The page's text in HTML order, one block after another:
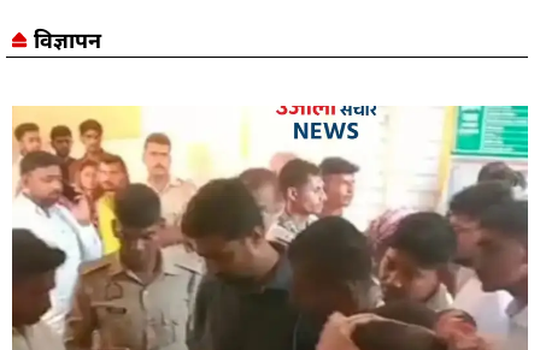
विज्ञापन